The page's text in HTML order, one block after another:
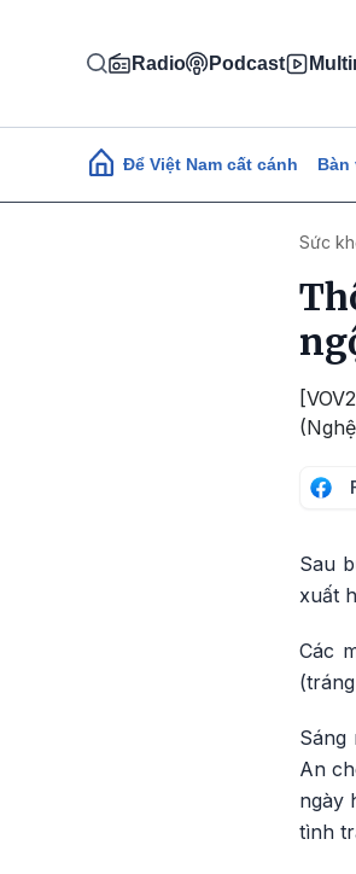
Radio Podcast
Main navigation
Để Việt Nam cất cánh Bàn
Sức
Sau
xuất
Các
Sáng
An
ngày
tình